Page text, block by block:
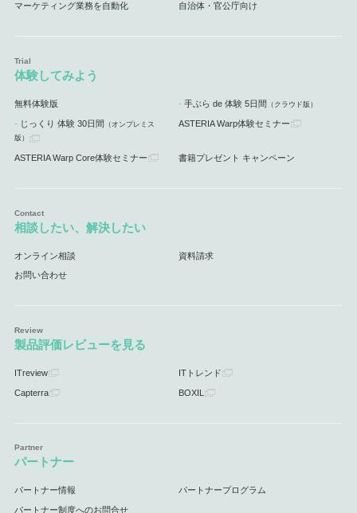
マーケティング業務を自動化 自治体・官公庁向け
体験してみよう
無料体験版 手ぶら de 体験 5日間 （クラウド版）
じっくり 体験 30日間 （オンプレミス
版）
ASTERIA Warp体験セミナー
ASTERIA Warp Core体験セミナー 書籍プレゼント キャンペーン
相談したい、解決したい
オンライン相談 資料請求
お問い合わせ
製品評価レビューを見る
ITreview ITトレンド
Capterra BOXIL
パートナー
パートナー情報 パートナープログラム
パートナー制度へのお問合せ